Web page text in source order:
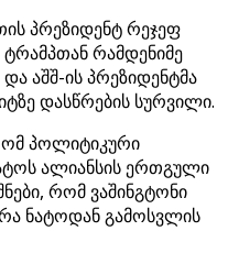
პრეზიდენტ რეჯეფ
რამდენიმე
აშშ-ის პრეზიდენტმა
დასწრების სურვილი.
პოლიტიკური
ალიანსის ერთგული
რომ ვაშინგტონი
ნატოდან გამოსვლის